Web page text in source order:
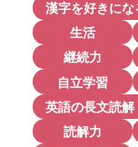
漢字を好きにな
生活
継続力
自立学習
英語の長文読解
読解力